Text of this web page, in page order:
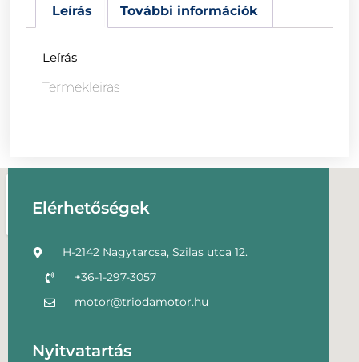
Leírás További információk
Leírás
Termekleiras
Elérhetőségek
H-2142 Nagytarcsa, Szilas utca 12.
+36-1-297-3057
motor@triodamotor.hu
Nyitvatartás